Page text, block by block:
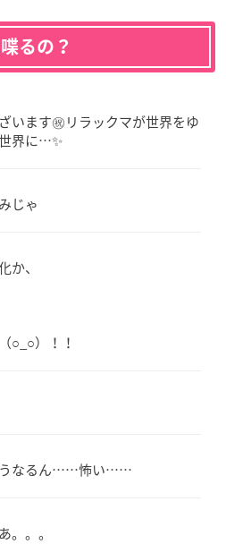
るの？
います㊗️リラックマが世界をゆ
界に…✨
じゃ
か、
○_○）！！
うなるん……怖い……
。。。